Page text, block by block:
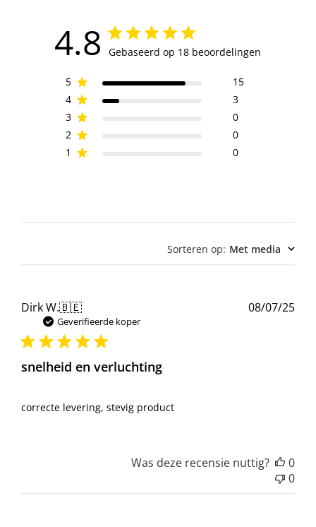
4.8 Gebaseerd op 18 beoordelingen
5
15
4
3
3
0
2
0
1
0
Sorteren op: Met media
Dirk W.🇧🇪
Geverifieerde koper
snelheid en verluchting
correcte levering, stevig product
08/07/25
Was deze recensie nuttig?
0
0